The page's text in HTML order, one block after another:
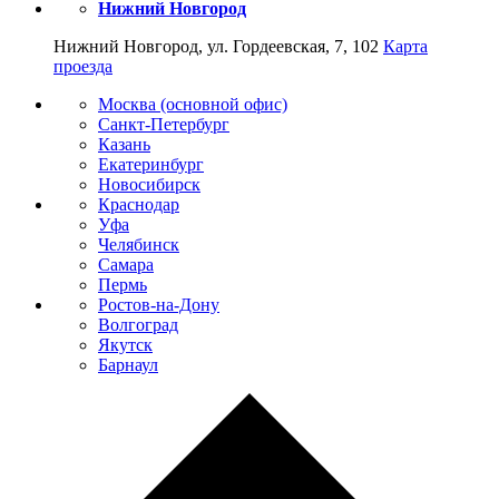
Нижний Новгород
Нижний Новгород, ул. Гордеевская, 7, 102 Карта
проезда
Москва (основной офис)
Санкт-Петербург
Казань
Екатеринбург
Новосибирск
Краснодар
Уфа
Челябинск
Самара
Пермь
Ростов-на-Дону
Волгоград
Якутск
Барнаул